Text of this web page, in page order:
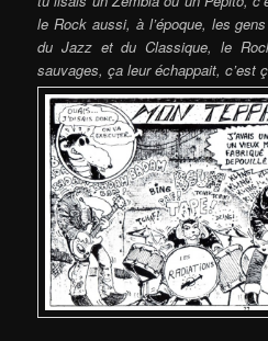
le Rock aussi, à l’époque, les
du Jazz et du Classique, le
sauvages, ça leur échappait, c’est